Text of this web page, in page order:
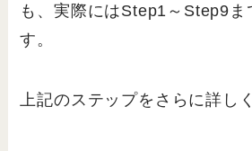
も、実際にはStep1～Step9ま
す。
上記のステップをさらに詳し